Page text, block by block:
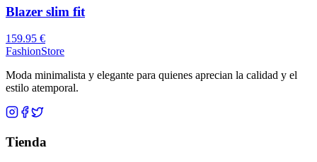
Blazer slim fit
159.95 €
FashionStore
Moda minimalista y elegante para quienes aprecian la calidad y el
estilo atemporal.
Tienda